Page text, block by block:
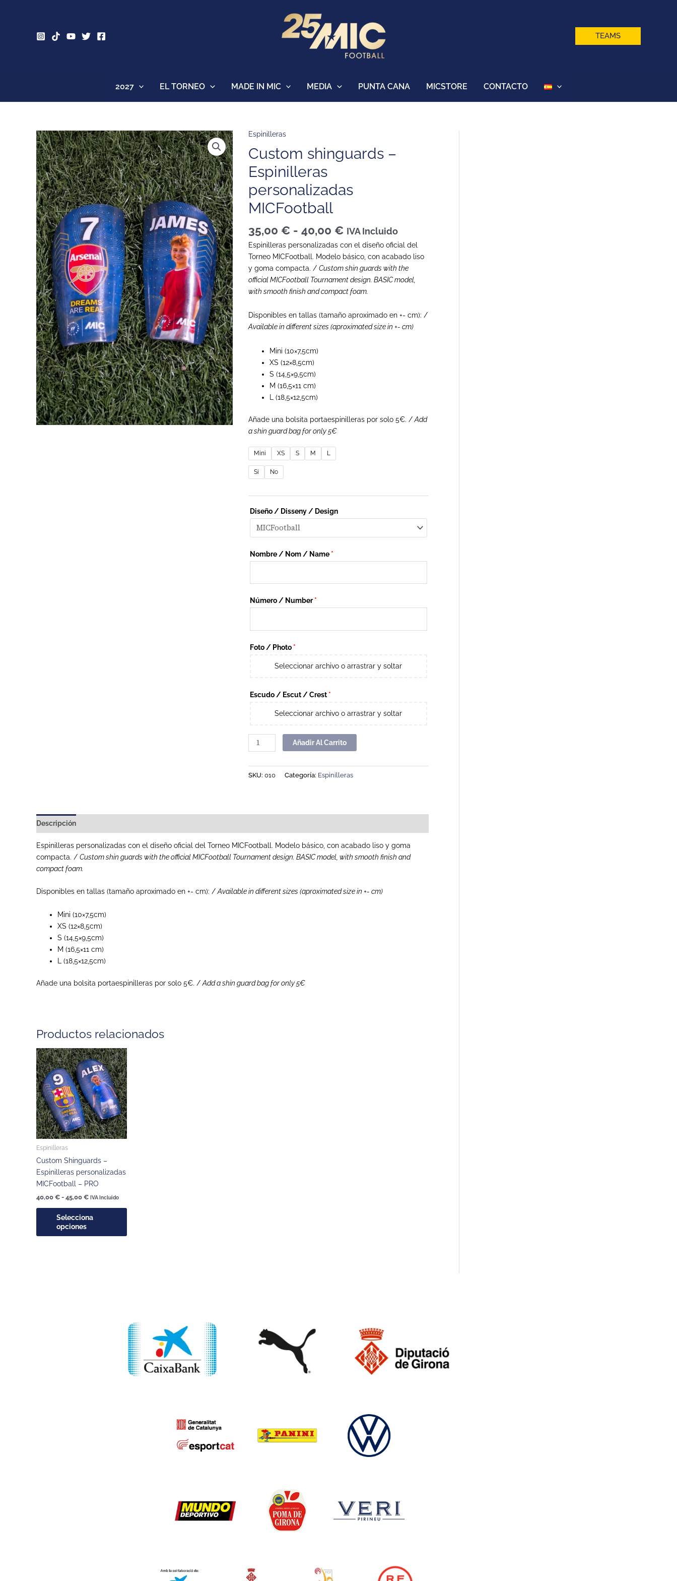
TEAMS
2027 EL TORNEO MADE IN MIC MEDIA PUNTA CANA MICSTORE CONTACTO
Espinilleras
Custom shinguards –
Espinilleras
personalizadas
MICFootball
35,00 € - 40,00 €
precios:
hasta
IVA Incluido
Espinilleras personalizadas con el diseño oficial del
Torneo MICFootball. Modelo básico, con acabado liso
y goma compacta. / Custom shin guards with the
official MICFootball Tournament design. BASIC model,
with smooth finish and compact foam.
Disponibles en tallas (tamaño aproximado en +- cm): /
Available in different sizes (aproximated size in +- cm)
Mini (10×7,5cm)
XS (12×8,5cm)
S (14,5×9,5cm)
M (16,5×11 cm)
L (18,5×12,5cm)
Añade una bolsita portaespinilleras por solo 5€. /Add
a shin guard bag for only 5€
Mini XS S M L
Si No
Diseño / Disseny / Design
Nombre / Nom / Name *
Número / Number*
Foto / Photo *
Seleccionar archivo o arrastrar y soltar
Escudo / Escut / Crest *
Seleccionar archivo o arrastrar y soltar
Custom
shinguards
-
Espinilleras
personalizadas
MICFootball
cantidad
Añadir Al Carrito
SKU: 010 Categoría: Espinilleras
Descripción
Espinilleras personalizadas con el diseño oficial del Torneo MICFootball. Modelo básico, con acabado liso y goma
compacta. / Custom shin guards with the official MICFootball Tournament design. BASIC model, with smooth finish and
compact foam.
Disponibles en tallas (tamaño aproximado en +- cm): /Available in different sizes (aproximated size in +- cm)
Mini (10×7,5cm)
XS (12×8,5cm)
S (14,5×9,5cm)
M (16,5×11 cm)
L (18,5×12,5cm)
Añade una bolsita portaespinilleras por solo 5€. /Add a shin guard bag for only 5€
Productos relacionados
Espinilleras
Custom Shinguards –
Espinilleras personalizadas
MICFootball – PRO
40,00 € - 45,00 €
Rango
de
precios:
desde
40,00 €
hasta
45,00 €
IVA Incluido
Selecciona
opciones
Este
producto
tiene
múltiples
variantes.
Las
opciones
se